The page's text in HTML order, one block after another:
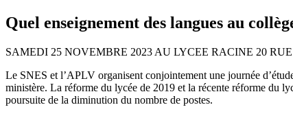
Quel enseignement des langues au
SAMEDI 25 NOVEMBRE 2023 AU LYCEE RACINE 20
Le SNES et l’APLV organisent conjointement une journée
ministère. La réforme du lycée de 2019 et la récente réforme du
poursuite de la diminution du nombre de postes.